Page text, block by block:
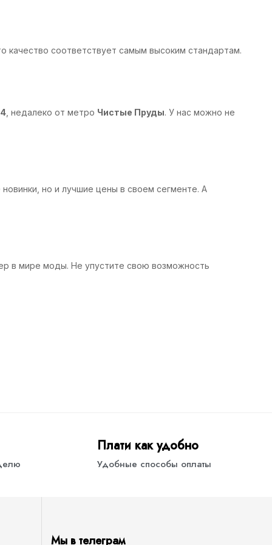
качество соответствует самым высоким стандартам.
, недалеко от метро Чистые Пруды. У нас можно не
но и лучшие цены в своем сегменте. А
в мире моды. Не упустите свою возможность
Плати как удобно
Удобные способы оплаты
Мы в телеграм